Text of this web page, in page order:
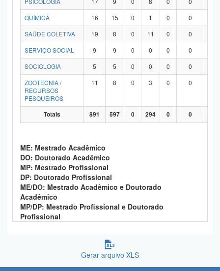
QUÍMICA
16 15 0 1 0 0
SAÚDE COLETIVA
19 8 0 11 0 0
SERVIÇO SOCIAL
9 9 0 0 0 0
SOCIOLOGIA
5 5 0 0 0 0
ZOOTECNIA /
RECURSOS
PESQUEIROS
11 8 0 3 0 0
Totais 891 597 0 294 0 0
ME: Mestrado Acadêmico
DO: Doutorado Acadêmico
MP: Mestrado Profissional
DP: Doutorado Profissional
ME/DO: Mestrado Acadêmico e Doutorado
Acadêmico
MP/DP: Mestrado Profissional e Doutorado
Profissional
Gerar arquivo XLS